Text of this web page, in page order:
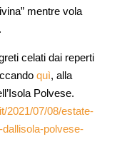
mentre vola
celati dai reperti
quì, alla
Polvese.
2021/07/08/estate-
polvese-